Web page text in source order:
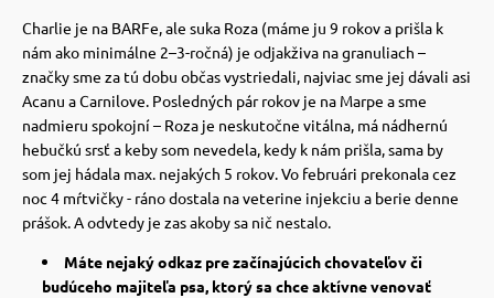
Charlie je na BARFe, ale suka Roza (máme ju 9 rokov a prišla k
nám ako minimálne 2–3-ročná) je odjakživa na granuliach –
značky sme za tú dobu občas vystriedali, najviac sme jej dávali asi
Acanu a Carnilove. Posledných pár rokov je na Marpe a sme
nadmieru spokojní – Roza je neskutočne vitálna, má nádhernú
hebučkú srsť a keby som nevedela, kedy k nám prišla, sama by
som jej hádala max. nejakých 5 rokov.Vo februári prekonala cez
noc 4 mŕtvičky - ráno dostala na veterine injekciu a berie denne
prášok. A odvtedy je zas akoby sa nič nestalo.
Máte nejaký odkaz pre začínajúcich chovateľov či
budúceho majiteľa psa, ktorý sa chce aktívne venovať